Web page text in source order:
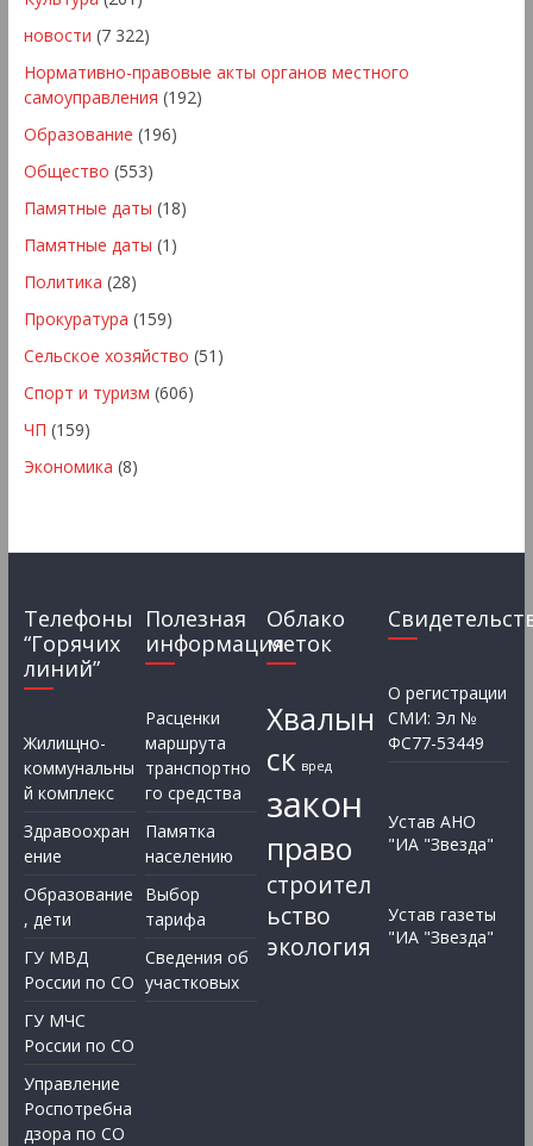
новости (7 322)
Нормативно-правовые акты органов местного
самоуправления (192)
Образование (196)
Общество (553)
Памятные даты (18)
Памятные даты (1)
Политика (28)
Прокуратура (159)
Сельское хозяйство (51)
Спорт и туризм (606)
ЧП (159)
Экономика (8)
Телефоны
“Горячих
линий”
Жилищно-
коммунальны
й комплекс
Здравоохран
ение
Образование
, дети
ГУ МВД
России по СО
ГУ МЧС
России по СО
Управление
Роспотребна
дзора по СО
Полезная
информация
Расценки
маршрута
транспортно
го средства
Памятка
населению
Выбор
тарифа
Сведения об
участковых
Облако
меток
Хвалын
ск вред
закон
право
строител
ьство
экология
О регистрации
СМИ: Эл №
ФС77-53449
Устав АНО
"ИА "Звезда"
Устав газеты
"ИА "Звезда"